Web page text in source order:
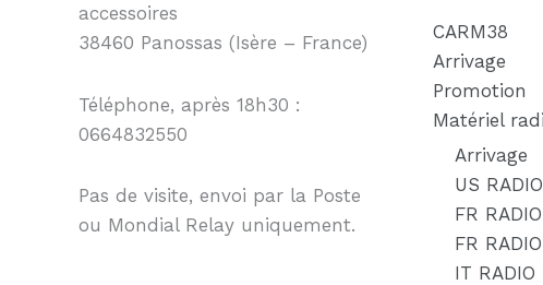
accessoires
38460 Panossas (Isère – France)
Téléphone, après 18h30 :
0664832550
Pas de visite, envoi par la Poste
ou Mondial Relay uniquement.
CARM38
Arrivage
Promotion
Matériel
Arrivage
US
FR
FR
IT RADIO